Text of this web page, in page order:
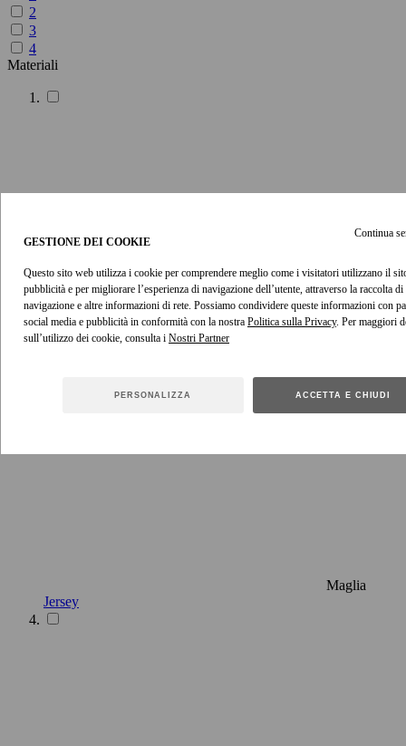
Continua
GESTIONE DEI COOKIE
Questo sito web utilizza i cookie per comprendere meglio come i visitatori utilizzano il
pubblicità e per migliorare l’esperienza di navigazione dell’utente, attraverso la raccolta
navigazione e altre informazioni di rete. Possiamo condividere queste informazioni con
social media e pubblicità in conformità con la nostra Politica sulla Privacy. Per maggiori
sull’utilizzo dei cookie, consulta i
PERSONALIZZA ACCETTA E CHIUDI
2
3
4
Materiali
cotone
lana
Maglia
Jersey